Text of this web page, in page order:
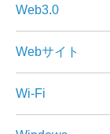
Web3.0
Webサイト
Wi-Fi